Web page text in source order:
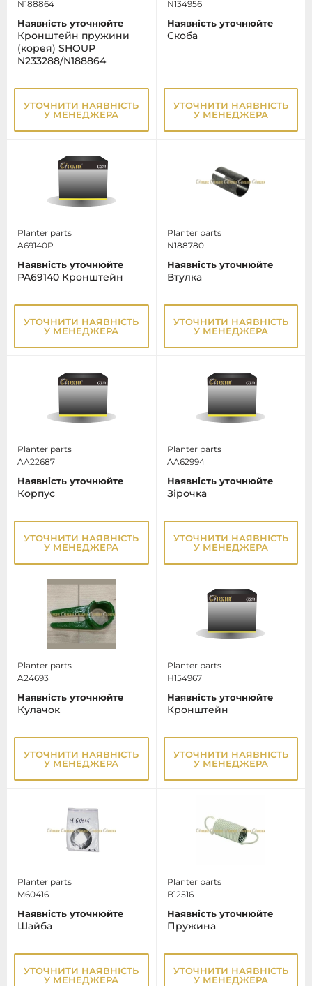
N188864
Наявність уточнюйте
Кронштейн пружини
(корея) SHOUP
N233288/N188864
УТОЧНИТИ НАЯВНІСТЬ
У МЕНЕДЖЕРА
N134956
Наявність уточнюйте
Скоба
УТОЧНИТИ НАЯВНІСТЬ
У МЕНЕДЖЕРА
Planter parts
A69140P
Наявність уточнюйте
PA69140 Кронштейн
УТОЧНИТИ НАЯВНІСТЬ
У МЕНЕДЖЕРА
Planter parts
N188780
Наявність уточнюйте
Втулка
УТОЧНИТИ НАЯВНІСТЬ
У МЕНЕДЖЕРА
Planter parts
AA22687
Наявність уточнюйте
Корпус
УТОЧНИТИ НАЯВНІСТЬ
У МЕНЕДЖЕРА
Planter parts
AA62994
Наявність уточнюйте
Зірочка
УТОЧНИТИ НАЯВНІСТЬ
У МЕНЕДЖЕРА
Planter parts
A24693
Наявність уточнюйте
Кулачок
УТОЧНИТИ НАЯВНІСТЬ
У МЕНЕДЖЕРА
Planter parts
H154967
Наявність уточнюйте
Кронштейн
УТОЧНИТИ НАЯВНІСТЬ
У МЕНЕДЖЕРА
Planter parts
M60416
Наявність уточнюйте
Шайба
УТОЧНИТИ НАЯВНІСТЬ
У МЕНЕДЖЕРА
Planter parts
B12516
Наявність уточнюйте
Пружина
УТОЧНИТИ НАЯВНІСТЬ
У МЕНЕДЖЕРА